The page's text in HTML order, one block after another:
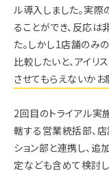
ル導入しました。実際
ることができ、反応
た。しかし1店舗のみ
比較したいと、アイリ
させてもらえないか
2回目のトライアル実
轄する営業統括部、
ション部と連携し、
定なども含めて検討し